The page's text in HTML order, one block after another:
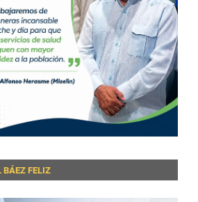
BÁEZ FELIZ